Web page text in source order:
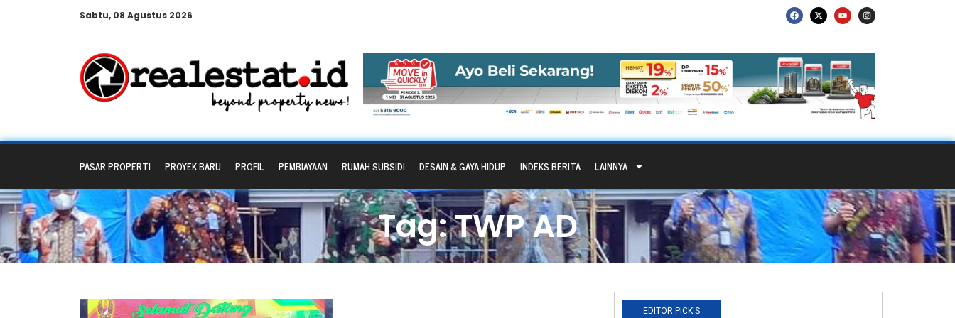
Sabtu, 08 Agustus 2026
PASAR PROPERTI PROYEK BARU PROFIL PEMBIAYAAN RUMAH SUBSIDI DESAIN & GAYA HIDUP INDEKS BERITA LAINNYA
Tag: TWP AD
EDITOR PICK'S